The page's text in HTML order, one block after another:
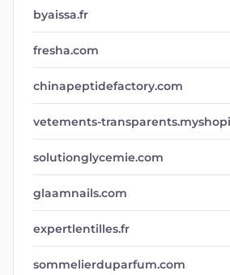
byaissa.fr
fresha.com
chinapeptidefactory.com
vetements-
solutionglycemie.com
glaamnails.com
expertlentilles.fr
sommelierduparfum.com